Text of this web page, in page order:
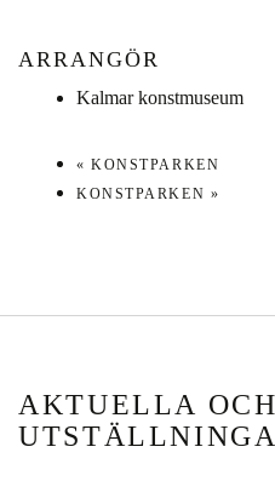
ARRANGÖR
Kalmar konstmuseum
« KONSTPARKEN
KONSTPARKEN »
AKTUELLA